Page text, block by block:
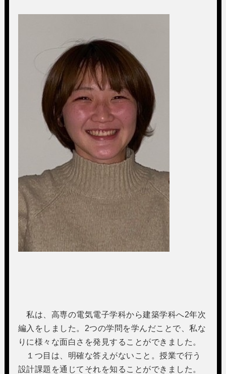
私は、高専の電気電子学科から建築学科へ2年次
編入をしました。2つの学問を学んだことで、私な
りに様々な面白さを発見することができました。
１つ目は、明確な答えがないこと。授業で行う
設計課題を通じてそれを知ることができました。